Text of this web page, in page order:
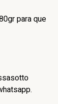
para que